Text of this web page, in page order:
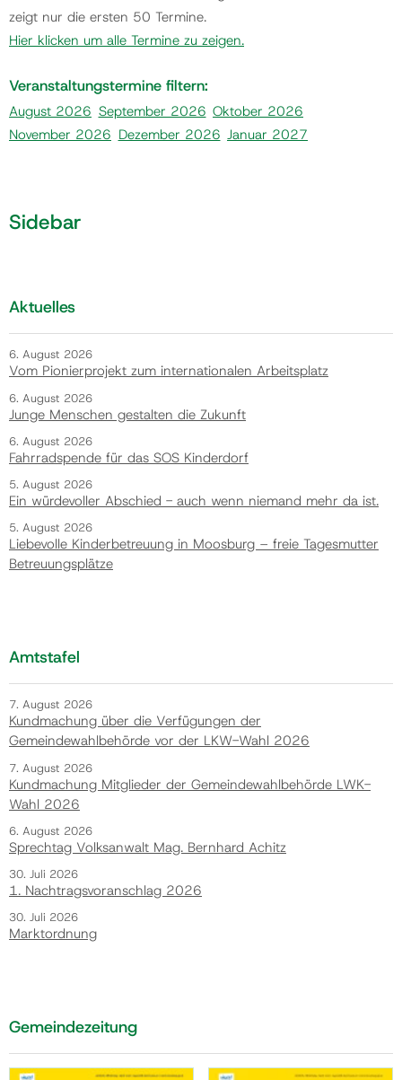
Ans…
zeigt nur die ersten 50 Termine.
Hier klicken um alle Termine zu zeigen.
Veranstaltungstermine filtern:
August 2026 September 2026 Oktober 2026
November 2026 Dezember 2026 Januar 2027
Sidebar
Aktuelles
6. August 2026
Vom Pionierprojekt zum internationalen Arbeitsplatz
6. August 2026
Junge Menschen gestalten die Zukunft
6. August 2026
Fahrradspende für das SOS Kinderdorf
5. August 2026
Ein würdevoller Abschied - auch wenn niemand mehr da ist.
5. August 2026
Liebevolle Kinderbetreuung in Moosburg – freie Tagesmutter
Betreuungsplätze
Amtstafel
7. August 2026
Kundmachung über die Verfügungen der
Gemeindewahlbehörde vor der LKW-Wahl 2026
7. August 2026
Kundmachung Mitglieder der Gemeindewahlbehörde LWK-
Wahl 2026
6. August 2026
Sprechtag Volksanwalt Mag. Bernhard Achitz
30. Juli 2026
1. Nachtragsvoranschlag 2026
30. Juli 2026
Marktordnung
Gemeindezeitung